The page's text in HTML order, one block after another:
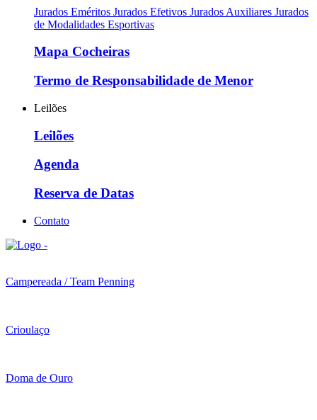
Jurados Eméritos Jurados Efetivos Jurados Auxiliares Jurados
de Modalidades Esportivas
Mapa Cocheiras
Termo de Responsabilidade de Menor
Leilões
Leilões
Agenda
Reserva de Datas
Contato
Campereada / Team Penning
Crioulaço
Doma de Ouro